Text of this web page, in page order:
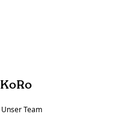
KoRo
Unser Team